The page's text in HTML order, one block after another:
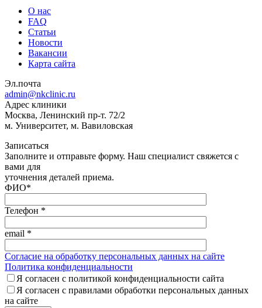
О нас
FAQ
Статьи
Новости
Вакансии
Карта сайта
Эл.почта
admin@nkclinic.ru
Адрес клиники
Москва, Ленинский пр-т. 72/2
м. Университет, м. Вавиловская
Записаться
Заполните и отправьте форму. Наш специалист свяжется с
вами для
уточнения деталей приема.
ФИО*
Телефон *
email *
Согласие на обработку персональных данных на сайте
Политика конфиденциальности
Я согласен с политикой конфиденциальности сайта
Я согласен с правилами обработки персональных данных
на сайте